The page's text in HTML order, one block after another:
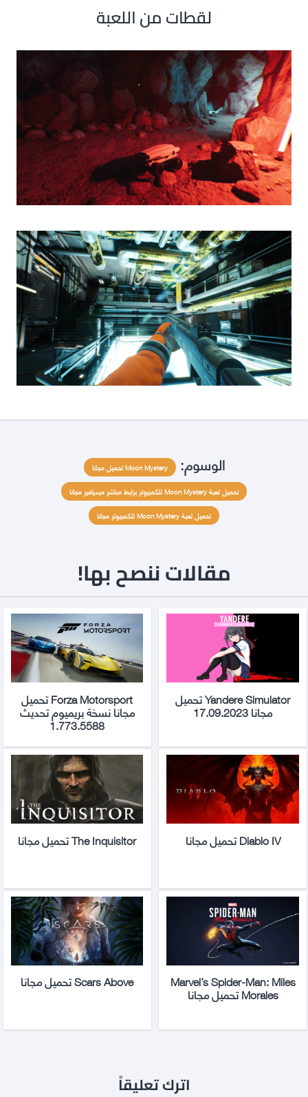
لقطات من اللعبة
الوسوم: Moon Mystery تحميل مجانا
تحميل لعبة Moon Mystery للكمبيوتر برابط مباشر ميديافير مجانا
تحميل لعبة Moon Mystery للكمبيوتر مجانا
مقالات ننصح بها!
Yandere Simulator تحميل
مجانا 17.09.2023
Forza Motorsport تحميل
مجانا نسخة بريميوم تحديث
1.773.5588
Diablo IV تحميل مجانا The Inquisitor تحميل مجانا
Marvel’s Spider-Man: Miles
Morales تحميل مجانا
Scars Above تحميل مجانا
اترك تعليقاً